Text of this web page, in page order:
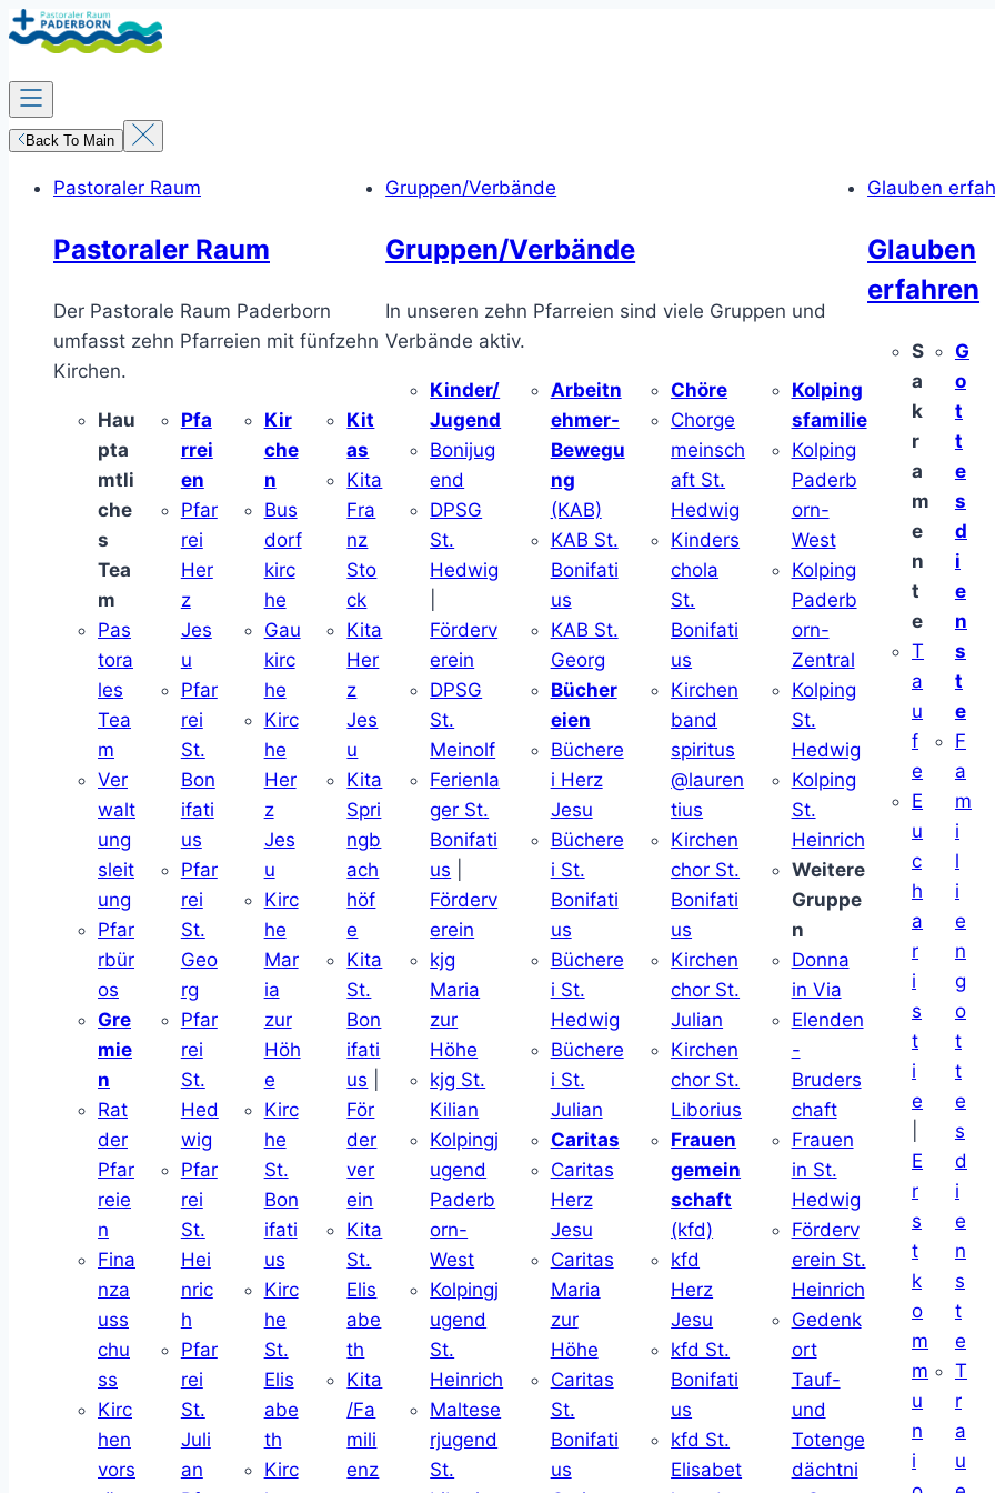
Zum
Inhalt
springen
Back To Main
Pastoraler Raum
Pastoraler Raum
Der Pastorale Raum Paderborn
umfasst zehn Pfarreien mit fünfzehn
Kirchen.
Hau
pta
mtli
che
s
Tea
m
Pas
tora
les
Tea
m
Ver
walt
ung
sleit
ung
Pfar
rbür
os
Gre
mie
n
Rat
der
Pfar
reie
n
Fina
nza
uss
chu
ss
Kirc
hen
vors
Pfa
rrei
en
Pfar
rei
Her
z
Jes
u
Pfar
rei
St.
Bon
ifati
us
Pfar
rei
St.
Geo
rg
Pfar
rei
St.
Hed
wig
Pfar
rei
St.
Hei
nric
h
Pfar
rei
St.
Juli
an
Kir
che
n
Bus
dorf
kirc
he
Gau
kirc
he
Kirc
he
Her
z
Jes
u
Kirc
he
Mar
ia
zur
Höh
e
Kirc
he
St.
Bon
ifati
us
Kirc
he
St.
Elis
abe
th
Kirc
Kit
as
Kita
Fra
nz
Sto
ck
Kita
Her
z
Jes
u
Kita
Spri
ngb
ach
höf
e
Kita
St.
Bon
ifati
us
För
der
ver
ein
Kita
St.
Elis
abe
th
Kita
/Fa
mili
enz
Gruppen/Verbände
Gruppen/Verbände
In unseren zehn Pfarreien sind viele Gruppen und
Verbände aktiv.
Kinder/
Jugend
Bonijug
end
DPSG
St.
Hedwig
Förderv
erein
DPSG
St.
Meinolf
Ferienla
ger St.
Bonifati
us
Förderv
erein
kjg
Maria
zur
Höhe
kjg St.
Kilian
Kolpingj
ugend
Paderb
orn-
West
Kolpingj
ugend
St.
Heinrich
Maltese
rjugend
St.
Arbeitn
ehmer-
Bewegu
ng
(KAB)
KAB St.
Bonifati
us
KAB St.
Georg
Bücher
eien
Büchere
i Herz
Jesu
Büchere
i St.
Bonifati
us
Büchere
i St.
Hedwig
Büchere
i St.
Julian
Caritas
Caritas
Herz
Jesu
Caritas
Maria
zur
Höhe
Caritas
St.
Bonifati
us
Chöre
Chorge
meinsch
aft St.
Hedwig
Kinders
chola
St.
Bonifati
us
Kirchen
band
spiritus
@lauren
tius
Kirchen
chor St.
Bonifati
us
Kirchen
chor St.
Julian
Kirchen
chor St.
Liborius
Frauen
gemein
schaft
(kfd)
kfd
Herz
Jesu
kfd St.
Bonifati
us
kfd St.
Elisabet
Kolping
sfamilie
Kolping
Paderb
orn-
West
Kolping
Paderb
orn-
Zentral
Kolping
St.
Hedwig
Kolping
St.
Heinrich
Weitere
Gruppe
n
Donna
in Via
Elenden
-
Bruders
chaft
Frauen
in St.
Hedwig
Förderv
erein St.
Heinrich
Gedenk
ort
Tauf-
und
Totenge
dächtni
Glauben
Glauben
erfahren
S
a
k
r
a
m
e
n
t
e
T
a
u
f
e
E
u
c
h
a
r
i
s
t
i
e
E
r
s
t
k
o
m
m
u
n
i
G
o
t
t
e
s
d
i
e
n
s
t
e
F
a
m
i
l
i
e
n
g
o
t
t
e
s
d
i
e
n
s
t
e
T
r
a
u